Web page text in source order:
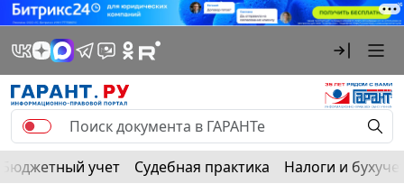
Бюджетный учет Судебная практика Налоги и